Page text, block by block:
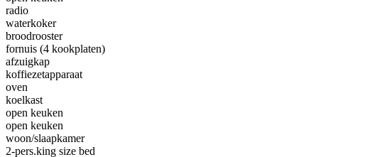
radio
waterkoker
broodrooster
fornuis (4 kookplaten)
afzuigkap
koffiezetapparaat
oven
koelkast
open keuken
open keuken
woon/slaapkamer
2-pers.king size bed